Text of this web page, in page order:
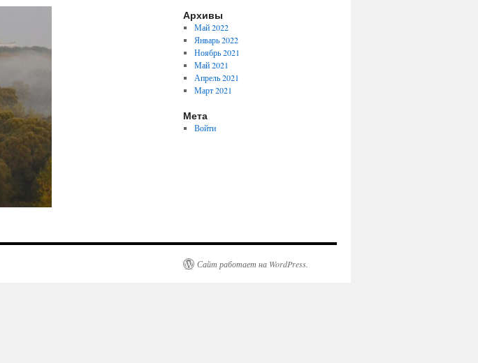
Архивы
Май 2022
Январь 2022
Ноябрь 2021
Май 2021
Апрель 2021
Март 2021
Мета
Войти
Сайт работает на WordPress.